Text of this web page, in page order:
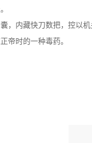
，内藏快刀数把，控以
帝时的一种毒药。